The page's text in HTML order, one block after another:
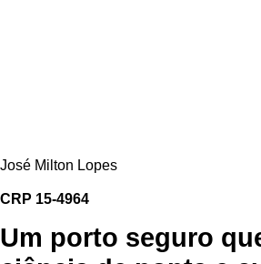
José Milton Lopes​
CRP 15-4964
Um porto seguro